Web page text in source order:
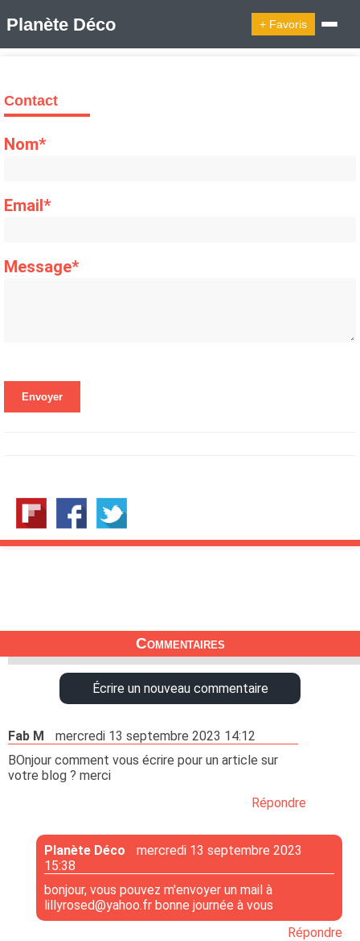
Planète Déco + Favoris
🛍︎ Shop Planète Déco
Idées Déco En 10 Photos
La Décoration Selon Votre Signe Astrologique
Revue De Week End
Contact
Nom*
Email*
Message*
Commentaires
Écrire un nouveau commentaire
Fab M
mercredi 13 septembre 2023 14:12
BOnjour comment vous écrire pour un article sur
votre blog ? merci
Répondre
Planète Déco
mercredi 13 septembre 2023
15:38
bonjour, vous pouvez m'envoyer un mail à
lillyrosed@yahoo.frbonne journée à vous
Répondre